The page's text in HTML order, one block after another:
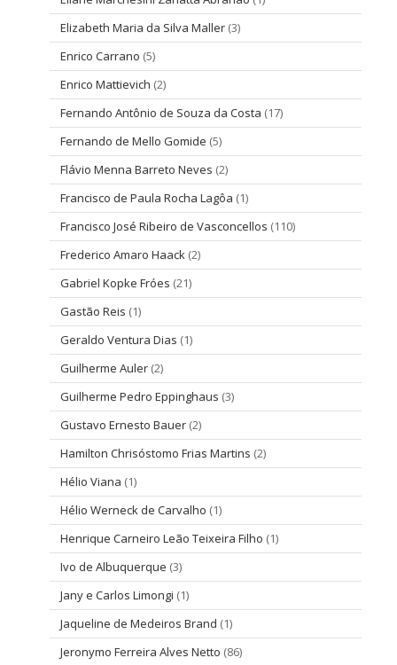
Elizabeth Maria da Silva Maller (3)
Enrico Carrano (5)
Enrico Mattievich (2)
Fernando Antônio de Souza da Costa (17)
Fernando de Mello Gomide (5)
Flávio Menna Barreto Neves (2)
Francisco de Paula Rocha Lagôa (1)
Francisco José Ribeiro de Vasconcellos (110)
Frederico Amaro Haack (2)
Gabriel Kopke Fróes (21)
Gastão Reis (1)
Geraldo Ventura Dias (1)
Guilherme Auler (2)
Guilherme Pedro Eppinghaus (3)
Gustavo Ernesto Bauer (2)
Hamilton Chrisóstomo Frias Martins (2)
Hélio Viana (1)
Hélio Werneck de Carvalho (1)
Henrique Carneiro Leão Teixeira Filho (1)
Ivo de Albuquerque (3)
Jany e Carlos Limongi (1)
Jaqueline de Medeiros Brand (1)
Jeronymo Ferreira Alves Netto (86)